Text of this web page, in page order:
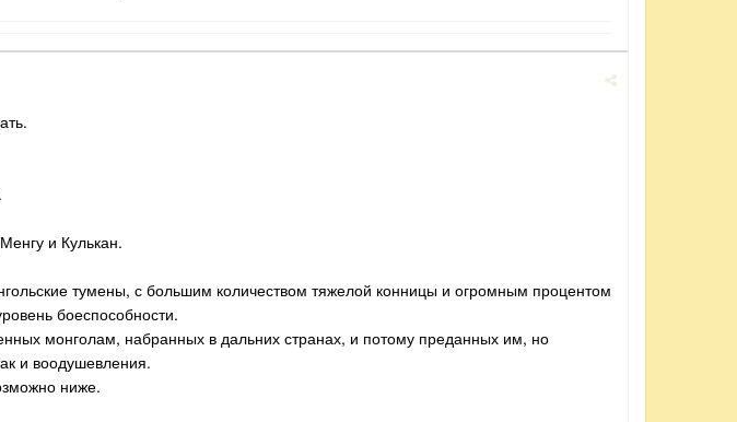
и Кулькан.
тумены, с большим количеством тяжелой конницы и огромным процентом
боеспособности.
монголам, набранных в дальних странах, и потому преданных им, но
и воодушевления.
ниже.